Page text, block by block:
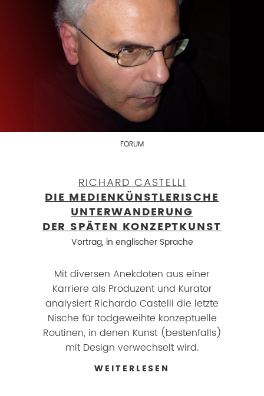
FORUM
RICHARD CASTELLI
DIE MEDIENKÜNSTLERISCHE
UNTERWANDERUNG
DER SPÄTEN KONZEPTKUNST
Vortrag, in englischer Sprache
Mit diversen Anekdoten aus einer
Karriere als Produzent und Kurator
analysiert Richardo Castelli die letzte
Nische für todgeweihte konzeptuelle
Routinen, in denen Kunst (bestenfalls)
mit Design verwechselt wird.
WEITERLESEN